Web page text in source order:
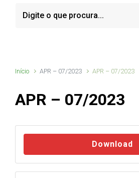
Início APR – 07/2023 APR – 07/2023
APR – 07/2023
Download